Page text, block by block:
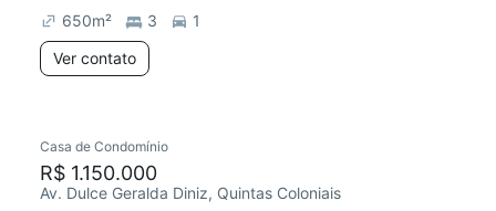
650m² 3
1
Ver contato
Casa de Condomínio
R$ 1.150.000
Av. Dulce Geralda Diniz, Quintas Coloniais